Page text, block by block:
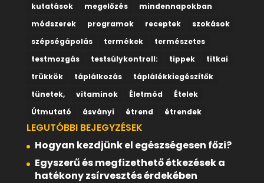
kutatások
megelőzés
mindennapokban
módszerek
programok receptek
szokások
szépségápolás
termékek
természetes
testmozgás
testsúlykontroll: tippek
titkai
trükkök
táplálkozás
táplálékkiegészítők
tünetek,
vitaminok Életmód
Ételek
Útmutató
ásványi étrend étrendek
LEGUTÓBBI BEJEGYZÉSEK
Hogyan kezdjünk el egészségesen főzi?
Egyszerű és megfizethető étkezések a
hatékony zsírvesztés érdekében